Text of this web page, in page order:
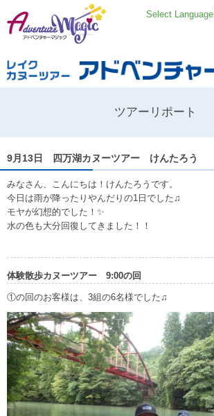
Select Language
ツアーリポート
9月13日 四万湖カヌーツアー けんたろう
みなさん、こんにちは！けんたろうです。
今日は雨が降ったりやんだりの1日でした♫
モヤが幻想的でした！✨
水の色も大分回復してきました！！
体験散歩カヌーツアー 9:00の回
①の回のお客様は、3組の6名様でした♫